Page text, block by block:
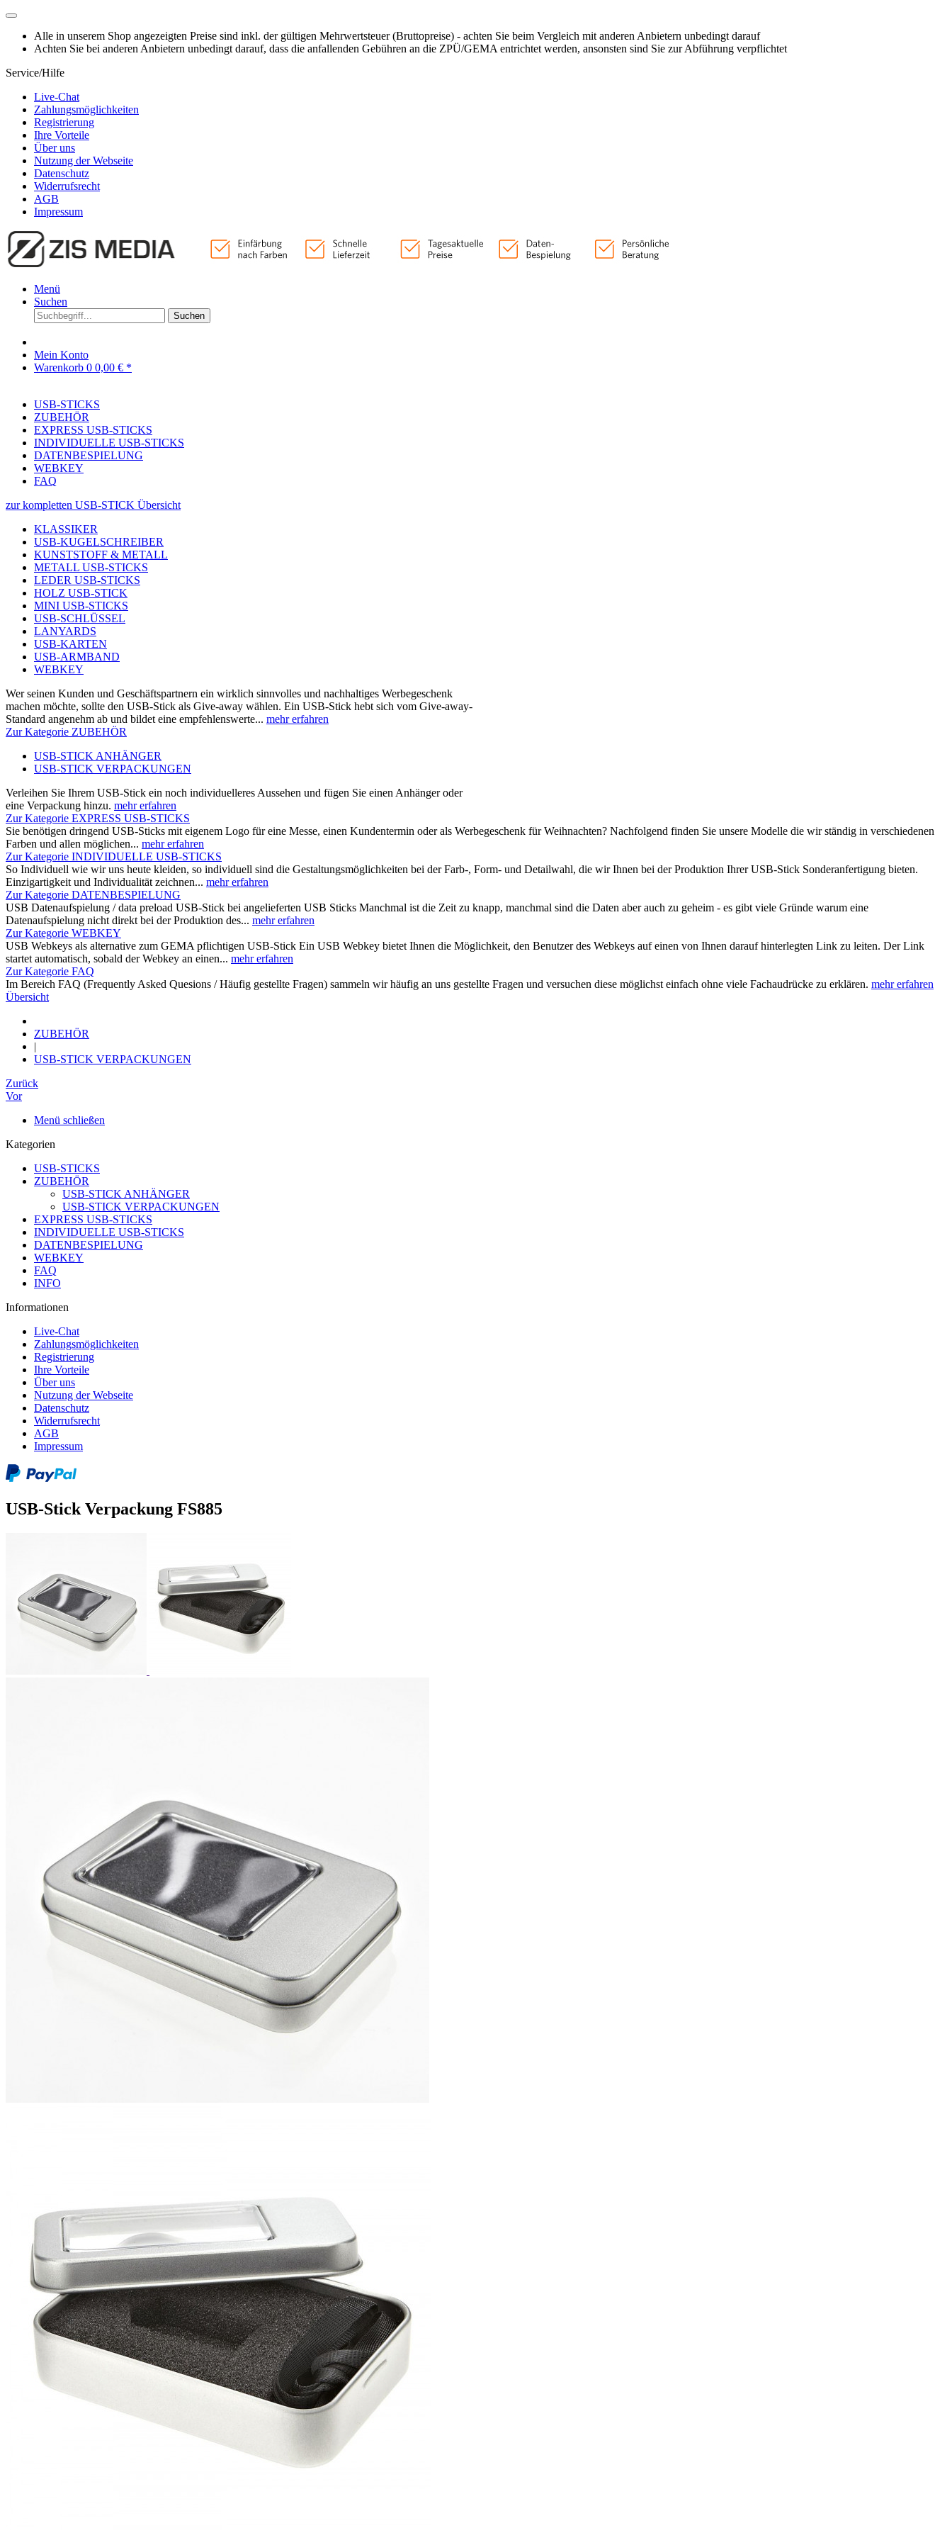
Alle in unserem Shop angezeigten Preise sind inkl. der gültigen Mehrwertsteuer (Bruttopreise) - achten Sie beim Vergleich mit anderen Anbietern unbedingt darauf
Achten Sie bei anderen Anbietern unbedingt darauf, dass die anfallenden Gebühren an die ZPÜ/GEMA entrichtet werden, ansonsten sind Sie zur Abführung verpflichtet
Service/Hilfe
Live-Chat
Zahlungsmöglichkeiten
Registrierung
Ihre Vorteile
Über uns
Nutzung der Webseite
Datenschutz
Widerrufsrecht
AGB
Impressum
Menü
Suchen
Suchen
Mein Konto
Warenkorb 0 0,00 € *
USB-STICKS
ZUBEHÖR
EXPRESS USB-STICKS
INDIVIDUELLE USB-STICKS
DATENBESPIELUNG
WEBKEY
FAQ
zur kompletten USB-STICK Übersicht
KLASSIKER
USB-KUGELSCHREIBER
KUNSTSTOFF & METALL
METALL USB-STICKS
LEDER USB-STICKS
HOLZ USB-STICK
MINI USB-STICKS
USB-SCHLÜSSEL
LANYARDS
USB-KARTEN
USB-ARMBAND
WEBKEY
Wer seinen Kunden und Geschäftspartnern ein wirklich sinnvolles und nachhaltiges Werbegeschenk
machen möchte, sollte den USB-Stick als Give-away wählen. Ein USB-Stick hebt sich vom Give-away-
Standard angenehm ab und bildet eine empfehlenswerte... mehr erfahren
Zur Kategorie ZUBEHÖR
USB-STICK ANHÄNGER
USB-STICK VERPACKUNGEN
Verleihen Sie Ihrem USB-Stick ein noch individuelleres Aussehen und fügen Sie einen Anhänger oder
eine Verpackung hinzu. mehr erfahren
Zur Kategorie EXPRESS USB-STICKS
Sie benötigen dringend USB-Sticks mit eigenem Logo für eine Messe, einen Kundentermin oder als Werbegeschenk für Weihnachten? Nachfolgend finden Sie unsere Modelle die wir ständig in verschiedenen
Farben und allen möglichen... mehr erfahren
Zur Kategorie INDIVIDUELLE USB-STICKS
So Individuell wie wir uns heute kleiden, so individuell sind die Gestaltungsmöglichkeiten bei der Farb-, Form- und Detailwahl, die wir Ihnen bei der Produktion Ihrer USB-Stick Sonderanfertigung bieten.
Einzigartigkeit und Individualität zeichnen... mehr erfahren
Zur Kategorie DATENBESPIELUNG
USB Datenaufspielung / data preload USB-Stick bei angelieferten USB Sticks Manchmal ist die Zeit zu knapp, manchmal sind die Daten aber auch zu geheim - es gibt viele Gründe warum eine
Datenaufspielung nicht direkt bei der Produktion des... mehr erfahren
Zur Kategorie WEBKEY
USB Webkeys als alternative zum GEMA pflichtigen USB-Stick Ein USB Webkey bietet Ihnen die Möglichkeit, den Benutzer des Webkeys auf einen von Ihnen darauf hinterlegten Link zu leiten. Der Link
startet automatisch, sobald der Webkey an einen... mehr erfahren
Zur Kategorie FAQ
Im Bereich FAQ (Frequently Asked Quesions / Häufig gestellte Fragen) sammeln wir häufig an uns gestellte Fragen und versuchen diese möglichst einfach ohne viele Fachaudrücke zu erklären. mehr erfahren
Übersicht
ZUBEHÖR
|
USB-STICK VERPACKUNGEN
Zurück
Vor
Menü schließen
Kategorien
USB-STICKS
ZUBEHÖR
USB-STICK ANHÄNGER
USB-STICK VERPACKUNGEN
EXPRESS USB-STICKS
INDIVIDUELLE USB-STICKS
DATENBESPIELUNG
WEBKEY
FAQ
INFO
Informationen
Live-Chat
Zahlungsmöglichkeiten
Registrierung
Ihre Vorteile
Über uns
Nutzung der Webseite
Datenschutz
Widerrufsrecht
AGB
Impressum
USB-Stick Verpackung FS885